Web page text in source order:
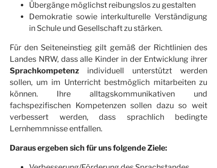
Übergänge möglichst reibungslos zu gestalten
Demokratie sowie interkulturelle Verständigung
in Schule und Gesellschaft zu stärken.
Für den Seiteneinstieg gilt gemäß der Richtlinien des
Landes NRW, dass alle Kinder in der Entwicklung ihrer
Sprachkompetenz individuell unterstützt werden
sollen, um im Unterricht bestmöglich mitarbeiten zu
können. Ihre alltagskommunikativen und
fachspezifischen Kompetenzen sollen dazu so weit
verbessert werden, dass sprachlich bedingte
Lernhemmnisse entfallen.
Daraus ergeben sich für uns folgende Ziele: